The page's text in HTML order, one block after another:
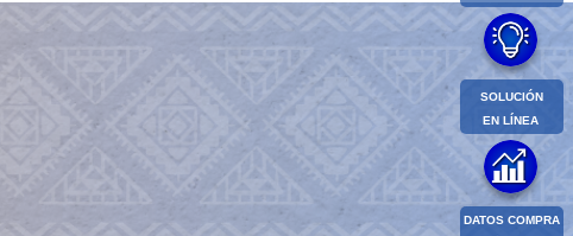
SOLUCIÓN
EN LÍNEA
DATOS COMPRA